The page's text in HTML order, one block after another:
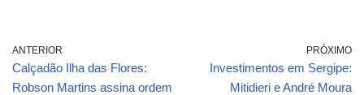
ANTERIOR
Calçadão Ilha das Flores:
Robson Martins assina ordem
PRÓXIMO
Investimentos em Sergipe:
Mitidieri e André Moura